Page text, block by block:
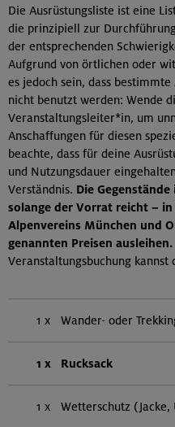
Die Ausrüstungsliste ist eine
die prinzipiell zur
der entsprechenden
Aufgrund von örtlichen oder
es jedoch sein, dass
nicht benutzt werden: Wende
Veranstaltungsleiter*in, um
Anschaffungen für diesen
beachte, dass für deine
und Nutzungsdauer
Verständnis. Die
solange der Vorrat reicht – in
Alpenvereins München und
genannten Preisen ausleihen.
Veranstaltungsbuchung
1 x Wander- oder
1 x Rucksack
1 x Wetterschutz (Jacke,